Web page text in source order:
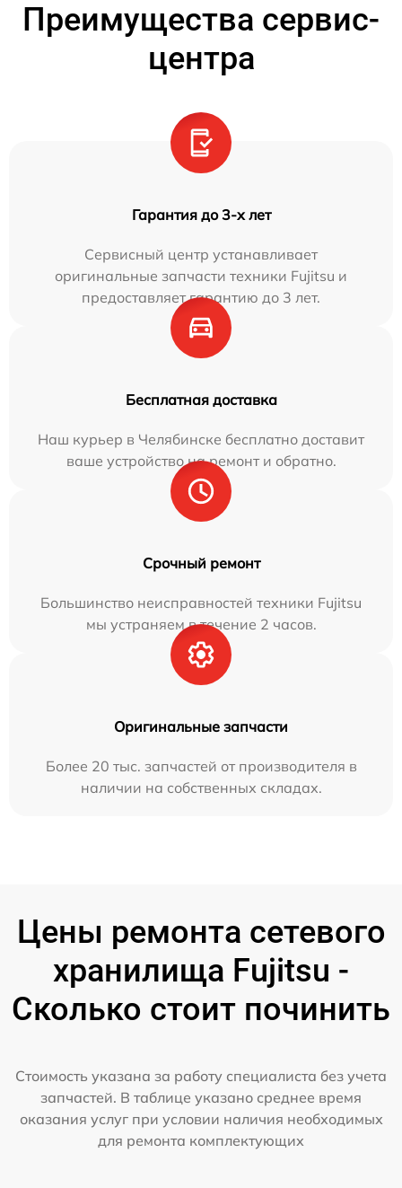
Преимущества сервис-
центра
Гарантия до 3-х лет
Сервисный центр устанавливает
оригинальные запчасти техники Fujitsu и
предоставляет гарантию до 3 лет.
Бесплатная доставка
Наш курьер в Челябинске бесплатно доставит
ваше устройство на ремонт и обратно.
Срочный ремонт
Большинство неисправностей техники Fujitsu
мы устраняем в течение 2 часов.
Оригинальные запчасти
Более 20 тыс. запчастей от производителя в
наличии на собственных складах.
Цены ремонта сетевого
хранилища Fujitsu -
Сколько стоит починить
Стоимость указана за работу специалиста без учета
запчастей. В таблице указано среднее время
оказания услуг при условии наличия необходимых
для ремонта комплектующих